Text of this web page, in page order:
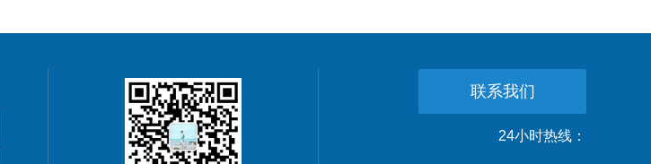
联系我们
24小时热线：